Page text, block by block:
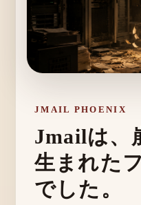
JMAIL PHOENIX
Jmailは、
生まれた
でした。